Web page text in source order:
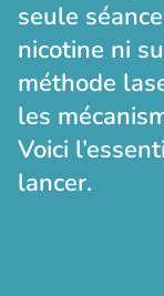
seule
nicotine ni
méthode
les
Voici
lancer.